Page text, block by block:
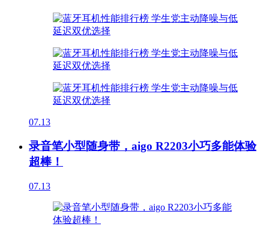
07.13
录音笔小型随身带，aigo R2203小巧多能体验
超棒！
07.13